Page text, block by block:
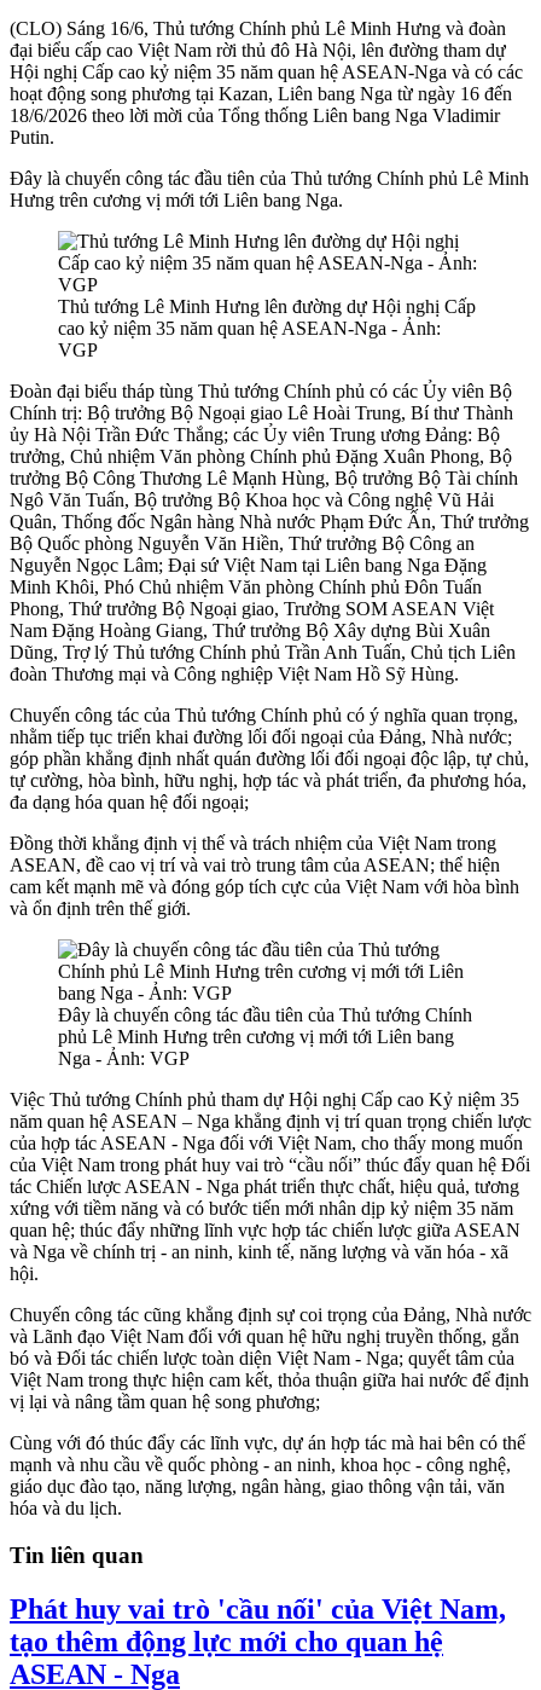
(CLO) Sáng 16/6, Thủ tướng Chính phủ Lê Minh Hưng và đoàn
đại biểu cấp cao Việt Nam rời thủ đô Hà Nội, lên đường tham dự
Hội nghị Cấp cao kỷ niệm 35 năm quan hệ ASEAN-Nga và có các
hoạt động song phương tại Kazan, Liên bang Nga từ ngày 16 đến
18/6/2026 theo lời mời của Tổng thống Liên bang Nga Vladimir
Putin.
Đây là chuyến công tác đầu tiên của Thủ tướng Chính phủ Lê Minh
Hưng trên cương vị mới tới Liên bang Nga.
Thủ tướng Lê Minh Hưng lên đường dự Hội nghị Cấp
cao kỷ niệm 35 năm quan hệ ASEAN-Nga - Ảnh:
VGP
Đoàn đại biểu tháp tùng Thủ tướng Chính phủ có các Ủy viên Bộ
Chính trị: Bộ trưởng Bộ Ngoại giao Lê Hoài Trung, Bí thư Thành
ủy Hà Nội Trần Đức Thắng; các Ủy viên Trung ương Đảng: Bộ
trưởng, Chủ nhiệm Văn phòng Chính phủ Đặng Xuân Phong, Bộ
trưởng Bộ Công Thương Lê Mạnh Hùng, Bộ trưởng Bộ Tài chính
Ngô Văn Tuấn, Bộ trưởng Bộ Khoa học và Công nghệ Vũ Hải
Quân, Thống đốc Ngân hàng Nhà nước Phạm Đức Ấn, Thứ trưởng
Bộ Quốc phòng Nguyễn Văn Hiền, Thứ trưởng Bộ Công an
Nguyễn Ngọc Lâm; Đại sứ Việt Nam tại Liên bang Nga Đặng
Minh Khôi, Phó Chủ nhiệm Văn phòng Chính phủ Đôn Tuấn
Phong, Thứ trưởng Bộ Ngoại giao, Trưởng SOM ASEAN Việt
Nam Đặng Hoàng Giang, Thứ trưởng Bộ Xây dựng Bùi Xuân
Dũng, Trợ lý Thủ tướng Chính phủ Trần Anh Tuấn, Chủ tịch Liên
đoàn Thương mại và Công nghiệp Việt Nam Hồ Sỹ Hùng.
Chuyến công tác của Thủ tướng Chính phủ có ý nghĩa quan trọng,
nhằm tiếp tục triển khai đường lối đối ngoại của Đảng, Nhà nước;
góp phần khẳng định nhất quán đường lối đối ngoại độc lập, tự chủ,
tự cường, hòa bình, hữu nghị, hợp tác và phát triển, đa phương hóa,
đa dạng hóa quan hệ đối ngoại;
Đồng thời khẳng định vị thế và trách nhiệm của Việt Nam trong
ASEAN, đề cao vị trí và vai trò trung tâm của ASEAN; thể hiện
cam kết mạnh mẽ và đóng góp tích cực của Việt Nam với hòa bình
và ổn định trên thế giới.
Đây là chuyến công tác đầu tiên của Thủ tướng Chính
phủ Lê Minh Hưng trên cương vị mới tới Liên bang
Nga - Ảnh: VGP
Việc Thủ tướng Chính phủ tham dự Hội nghị Cấp cao Kỷ niệm 35
năm quan hệ ASEAN – Nga khẳng định vị trí quan trọng chiến lược
của hợp tác ASEAN - Nga đối với Việt Nam, cho thấy mong muốn
của Việt Nam trong phát huy vai trò “cầu nối” thúc đẩy quan hệ Đối
tác Chiến lược ASEAN - Nga phát triển thực chất, hiệu quả, tương
xứng với tiềm năng và có bước tiến mới nhân dịp kỷ niệm 35 năm
quan hệ; thúc đẩy những lĩnh vực hợp tác chiến lược giữa ASEAN
và Nga về chính trị - an ninh, kinh tế, năng lượng và văn hóa - xã
hội.
Chuyến công tác cũng khẳng định sự coi trọng của Đảng, Nhà nước
và Lãnh đạo Việt Nam đối với quan hệ hữu nghị truyền thống, gắn
bó và Đối tác chiến lược toàn diện Việt Nam - Nga; quyết tâm của
Việt Nam trong thực hiện cam kết, thỏa thuận giữa hai nước để định
vị lại và nâng tầm quan hệ song phương;
Cùng với đó thúc đẩy các lĩnh vực, dự án hợp tác mà hai bên có thế
mạnh và nhu cầu về quốc phòng - an ninh, khoa học - công nghệ,
giáo dục đào tạo, năng lượng, ngân hàng, giao thông vận tải, văn
hóa và du lịch.
Tin liên quan
Phát huy vai trò 'cầu nối' của Việt Nam,
tạo thêm động lực mới cho quan hệ
ASEAN - Nga